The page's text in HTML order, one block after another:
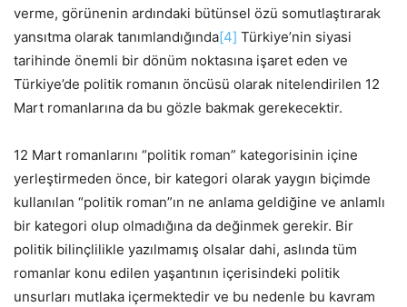
verme, görünenin ardındaki bütünsel özü somutlaştırarak
yansıtma olarak tanımlandığında[4] Türkiye’nin siyasi
tarihinde önemli bir dönüm noktasına işaret eden ve
Türkiye’de politik romanın öncüsü olarak nitelendirilen 12
Mart romanlarına da bu gözle bakmak gerekecektir.
12 Mart romanlarını “politik roman” kategorisinin içine
yerleştirmeden önce, bir kategori olarak yaygın biçimde
kullanılan “politik roman”ın ne anlama geldiğine ve anlamlı
bir kategori olup olmadığına da değinmek gerekir. Bir
politik bilinçlilikle yazılmamış olsalar dahi, aslında tüm
romanlar konu edilen yaşantının içerisindeki politik
unsurları mutlaka içermektedir ve bu nedenle bu kavram